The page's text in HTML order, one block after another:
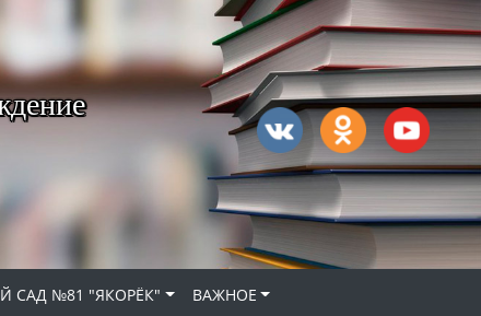
САД №81 "ЯКОРЁК"
ВАЖНОЕ